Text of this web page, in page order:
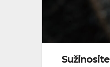
Sužinosite